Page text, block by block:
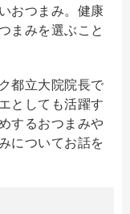
おつまみ。健康
まみを選ぶこと
都立大院院長で
としても活躍す
するおつまみや
についてお話を